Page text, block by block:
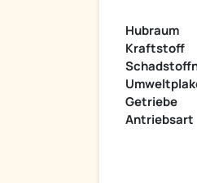
Hubraum
Kraftstoff
Getriebe
Antriebsart